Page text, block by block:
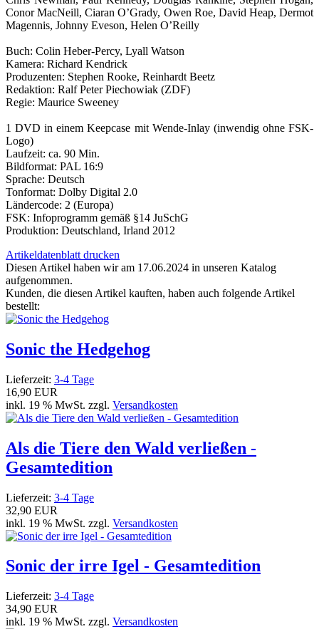
Conor MacNeill, Ciaran O’Grady, Owen Roe, David Heap, Dermot
Magennis, Johnny Eveson, Helen O’Reilly
Buch: Colin Heber-Percy, Lyall Watson
Kamera: Richard Kendrick
Produzenten: Stephen Rooke, Reinhardt Beetz
Redaktion: Ralf Peter Piechowiak (ZDF)
Regie: Maurice Sweeney
1 DVD in einem Keepcase mit Wende-Inlay (inwendig ohne FSK-
Logo)
Laufzeit: ca. 90 Min.
Bildformat: PAL 16:9
Sprache: Deutsch
Tonformat: Dolby Digital 2.0
Ländercode: 2 (Europa)
FSK: Infoprogramm gemäß §14 JuSchG
Produktion: Deutschland, Irland 2012
Artikeldatenblatt drucken
Diesen Artikel haben wir am 17.06.2024 in unseren Katalog
aufgenommen.
Kunden, die diesen Artikel kauften, haben auch folgende Artikel
bestellt:
Sonic the Hedgehog
Lieferzeit: 3-4 Tage
16,90 EUR
inkl. 19 % MwSt. zzgl. Versandkosten
Als die Tiere den Wald verließen -
Gesamtedition
Lieferzeit: 3-4 Tage
32,90 EUR
inkl. 19 % MwSt. zzgl. Versandkosten
Sonic der irre Igel - Gesamtedition
Lieferzeit: 3-4 Tage
34,90 EUR
inkl. 19 % MwSt. zzgl. Versandkosten